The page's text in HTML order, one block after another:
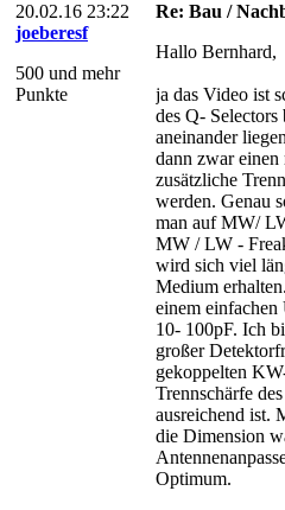
20.02.16 23:22
joeberesf
500 und mehr
Punkte
Re: Bau /
Hallo Bernhard,
ja das Video ist
des Q-
aneinander
dann zwar
zusätzliche
werden. Genau
man auf MW/
MW / LW -
wird sich viel
Medium
einem
10- 100pF. Ich
großer
gekoppelten
Trennschärfe
ausreichend ist.
die Dimension
Optimum.